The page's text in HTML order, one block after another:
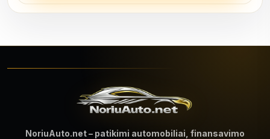
NoriuAuto.net – patikimi automobiliai, finansavimo